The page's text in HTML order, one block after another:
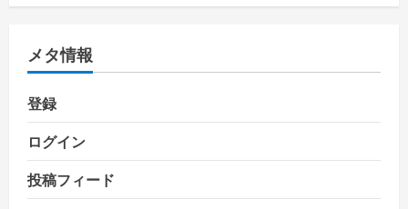
ー
メタ情報
登録
ログイン
投稿フィード